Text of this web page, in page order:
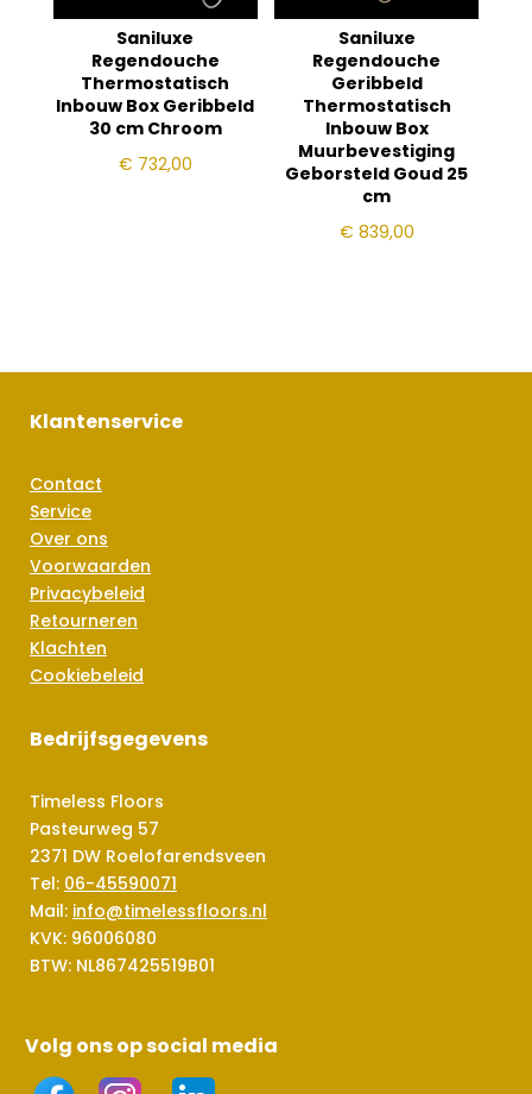
Saniluxe
Regendouche
Thermostatisch
Inbouw Box Geribbeld
30 cm Chroom
€ 732,00
Saniluxe
Regendouche
Geribbeld
Thermostatisch
Inbouw Box
Muurbevestiging
Geborsteld Goud 25
cm
€ 839,00
Klantenservice
Contact
Service
Over ons
Voorwaarden
Privacybeleid
Retourneren
Klachten
Cookiebeleid
Bedrijfsgegevens
Timeless Floors
Pasteurweg 57
2371 DW Roelofarendsveen
Tel: 06-45590071
Mail: info@timelessfloors.nl
KVK: 96006080
BTW: NL867425519B01
Volg ons op social media